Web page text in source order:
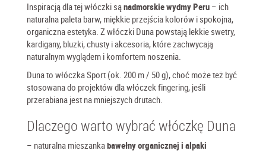
Inspiracją dla tej włóczki sąnadmorskie wydmy Peru – ich
naturalna paleta barw, miękkie przejścia kolorów i spokojna,
organiczna estetyka. Z włóczki Duna powstają lekkie swetry,
kardigany, bluzki, chusty i akcesoria, które zachwycają
naturalnym wyglądem i komfortem noszenia.
Duna to włóczka Sport (ok. 200 m / 50 g), choć może też być
stosowana do projektów dla włóczek fingering, jeśli
przerabiana jest na mniejszych drutach.
Dlaczego warto wybrać włóczkę Duna
– naturalna mieszankabawełny organicznej i alpaki